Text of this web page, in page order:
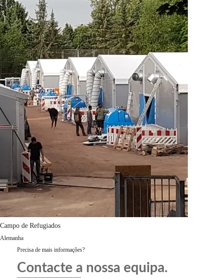
Campo de Refugiados
Alemanha
Precisa de mais informações?
Contacte a nossa equipa.